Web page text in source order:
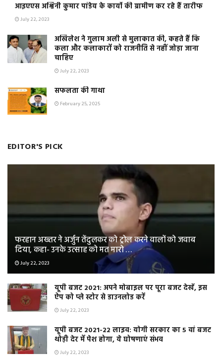
आइएएस अश्विनी कुमार पांडेय के कार्यो की ग्रामीण कर रहे हैं तारीफ
July 22, 2023
अखिलेश ने गुलाम अली से मुलाकात की, कहते हैं कि
कला और कलाकारों को राजनीति से नहीं जोड़ा जाना
चाहिए
July 22, 2023
सफलता की गाथा
February 25, 2025
EDITOR'S PICK
फरहान अख्तर ने अर्जुन तेंदुलकर को ट्रोल करने वालों को जवाब
दिया, कहा- उनके उत्साह को मत मारो …
July 22, 2023
यूपी बजट 2021: अपने मोबाइल पर पूरा बजट देखें, इस
ऐप को प्ले स्टोर से डाउनलोड करें
July 22, 2023
यूपी बजट 2021-22 लाइव: योगी सरकार का 5 वां बजट
थोड़ी देर में पेश होगा, ये घोषणाएं संभव
July 22, 2023